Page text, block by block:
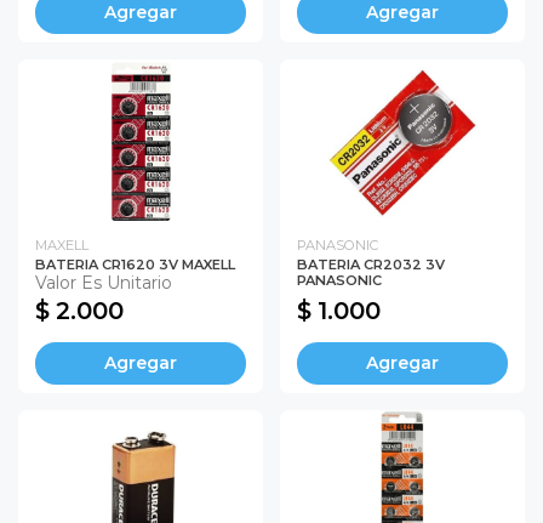
Agregar Agregar
MAXELL
BATERIA CR1620 3V MAXELL
Valor Es Unitario
$ 2.000
Agregar
PANASONIC
BATERIA CR2032 3V
PANASONIC
$ 1.000
Agregar